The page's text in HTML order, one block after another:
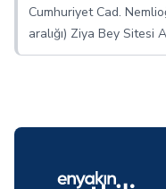
Cumhuriyet Cad.
aralığı) Ziya Bey Sitesi